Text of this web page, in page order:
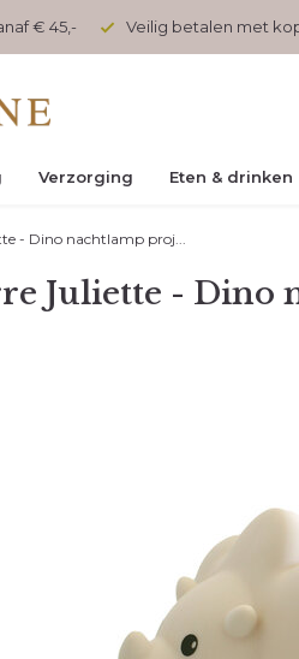
€ 45,- Veilig betalen met
Verzorging Eten & drinken
- Dino nachtlamp proj...
Juliette - Dino